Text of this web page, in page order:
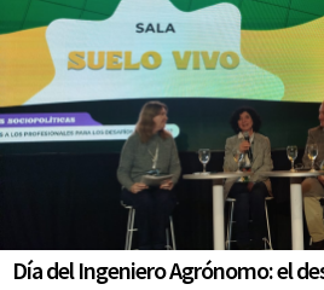
Día del Ingeniero Agrónomo: el